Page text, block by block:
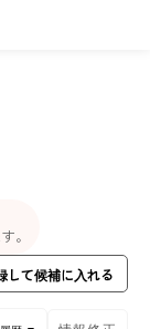
。
して候補に入れる